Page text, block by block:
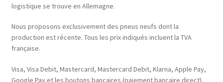
logistique se trouve en Allemagne.
Nous proposons exclusivement des pneus neufs dont la
production est récente. Tous les prix indiqués incluent la TVA
française.
Visa, Visa Debit, Mastercard, Mastercard Debit, Klarna, Apple Pay,
Google Pay et les boutons bancaires (paiement bancaire direct).